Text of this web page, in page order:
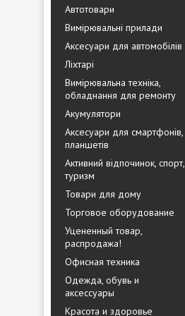
Автотовари
Вимірювальні прилади
Аксесуари для автомобілів
Ліхтарі
Вимірювальна техніка,
обладнання для ремонту
Акумулятори
Аксесуари для смартфонів,
планшетів
Активний відпочинок, спорт,
туризм
Товари для дому
Торговое оборудование
Уцененный товар,
распродажа!
Офисная техника
Одежда, обувь и
аксессуары
Красота и здоровье